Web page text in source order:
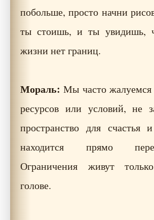
побольше, просто начни
ты стоишь, и ты увидишь,
жизни нет границ.
Мораль:Мы часто жалуемся
ресурсов или условий, не
пространство для счастья
находится прямо
Ограничения живут
голове.